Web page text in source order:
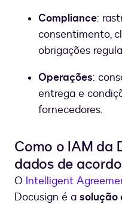
Compliance:
consentimento,
obrigações
Operações:
entrega e
fornecedores.
Como o IAM da
dados de
O Intelligent
Docusign é a solução